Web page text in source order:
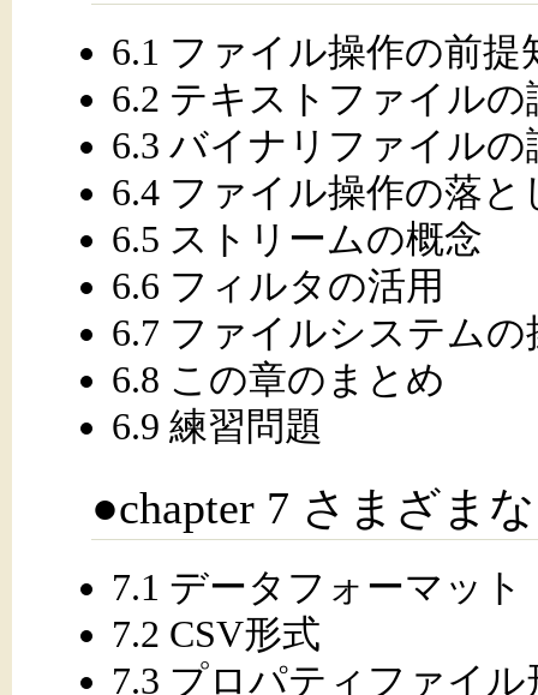
6.1 ファイル操作の前提
6.2 テキストファイル
6.3 バイナリファイル
6.4 ファイル操作の落と
6.5 ストリームの概念
6.6 フィルタの活用
6.7 ファイルシステムの
6.8 この章のまとめ
6.9 練習問題
●chapter 7 さまざま
7.1 データフォーマット
7.2 CSV形式
7.3 プロパティファイル